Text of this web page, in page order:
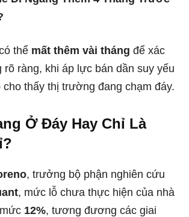
thể mất thêm vài tháng để xác
ràng, khi áp lực bán dần suy yếu
cho thấy thị trường đang chạm đáy.
Ở Đáy Hay Chỉ Là
, trưởng bộ phận nghiên cứu
, mức lỗ chưa thực hiện của nhà
12%, tương đương các giai